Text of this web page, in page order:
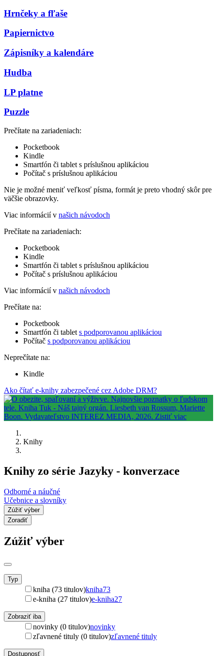
Hrnčeky a fľaše
Papiernictvo
Zápisníky a kalendáre
Hudba
LP platne
Puzzle
Prečítate na zariadeniach:
Pocketbook
Kindle
Smartfón či tablet s príslušnou aplikáciou
Počítač s príslušnou aplikáciou
Nie je možné meniť veľkosť písma, formát je preto vhodný skôr pre
väčšie obrazovky.
Viac informácií v našich návodoch
Prečítate na zariadeniach:
Pocketbook
Kindle
Smartfón či tablet s príslušnou aplikáciou
Počítač s príslušnou aplikáciou
Viac informácií v našich návodoch
Prečítate na:
Pocketbook
Smartfón či tablet s podporovanou aplikáciou
Počítač s podporovanou aplikáciou
Neprečítate na:
Kindle
Ako čítať e-knihy zabezpečené cez Adobe DRM?
Knihy
Knihy zo série Jazyky - konverzace
Odborné a náučné
Učebnice a slovníky
Zúžiť výber
Zoradiť
Zúžiť výber
Typ
kniha (73 titulov)kniha73
e-kniha (27 titulov)e-kniha27
Zobraziť iba
novinky (0 titulov)novinky
zľavnené tituly (0 titulov)zľavnené tituly
Dostupnosť